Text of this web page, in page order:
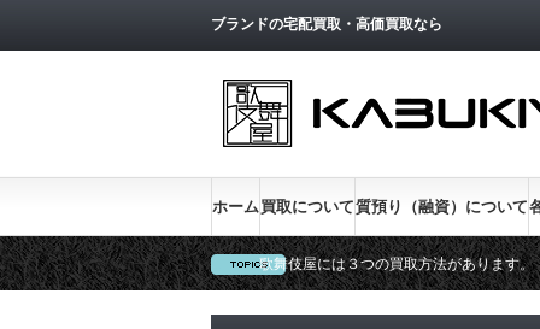
ブランドの宅配買取・高価買取なら
ホーム買取について質預り（融資）について
歌舞伎屋には３つの買取方法があります。
新宿低利息No.1、金利１％実施中
トップページへ戻る